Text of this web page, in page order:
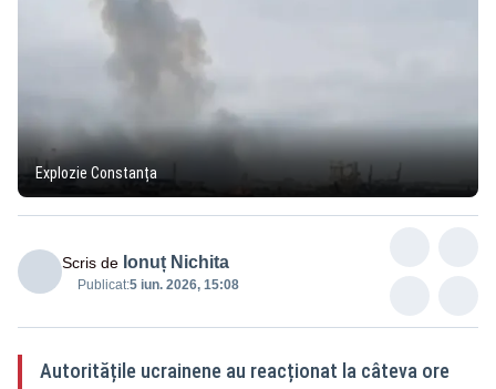
Explozie Constanța
Scris de Ionuț Nichita
Publicat:5 iun. 2026, 15:08
Autoritățile ucrainene au reacționat la câteva ore